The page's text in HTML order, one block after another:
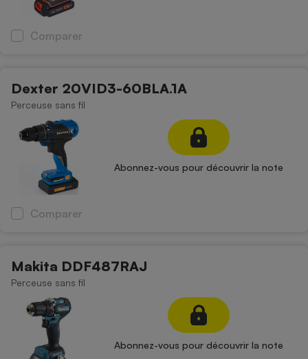
Comparer
Dexter 20VID3-60BLA.1A
Perceuse sans fil
Abonnez-vous pour découvrir la note
Comparer
Makita DDF487RAJ
Perceuse sans fil
Abonnez-vous pour découvrir la note